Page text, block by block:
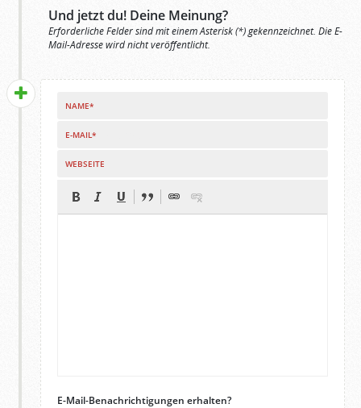
Und jetzt du! Deine Meinung?
Erforderliche Felder sind mit einem Asterisk (*) gekennzeichnet. Die E-
Mail-Adresse wird nicht veröffentlicht.
NAME*
E-MAIL*
WEBSEITE
E-Mail-Benachrichtigungen erhalten?